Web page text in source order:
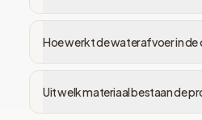
Hoe werkt de waterafvoer in de
Uit welk materiaal bestaan de